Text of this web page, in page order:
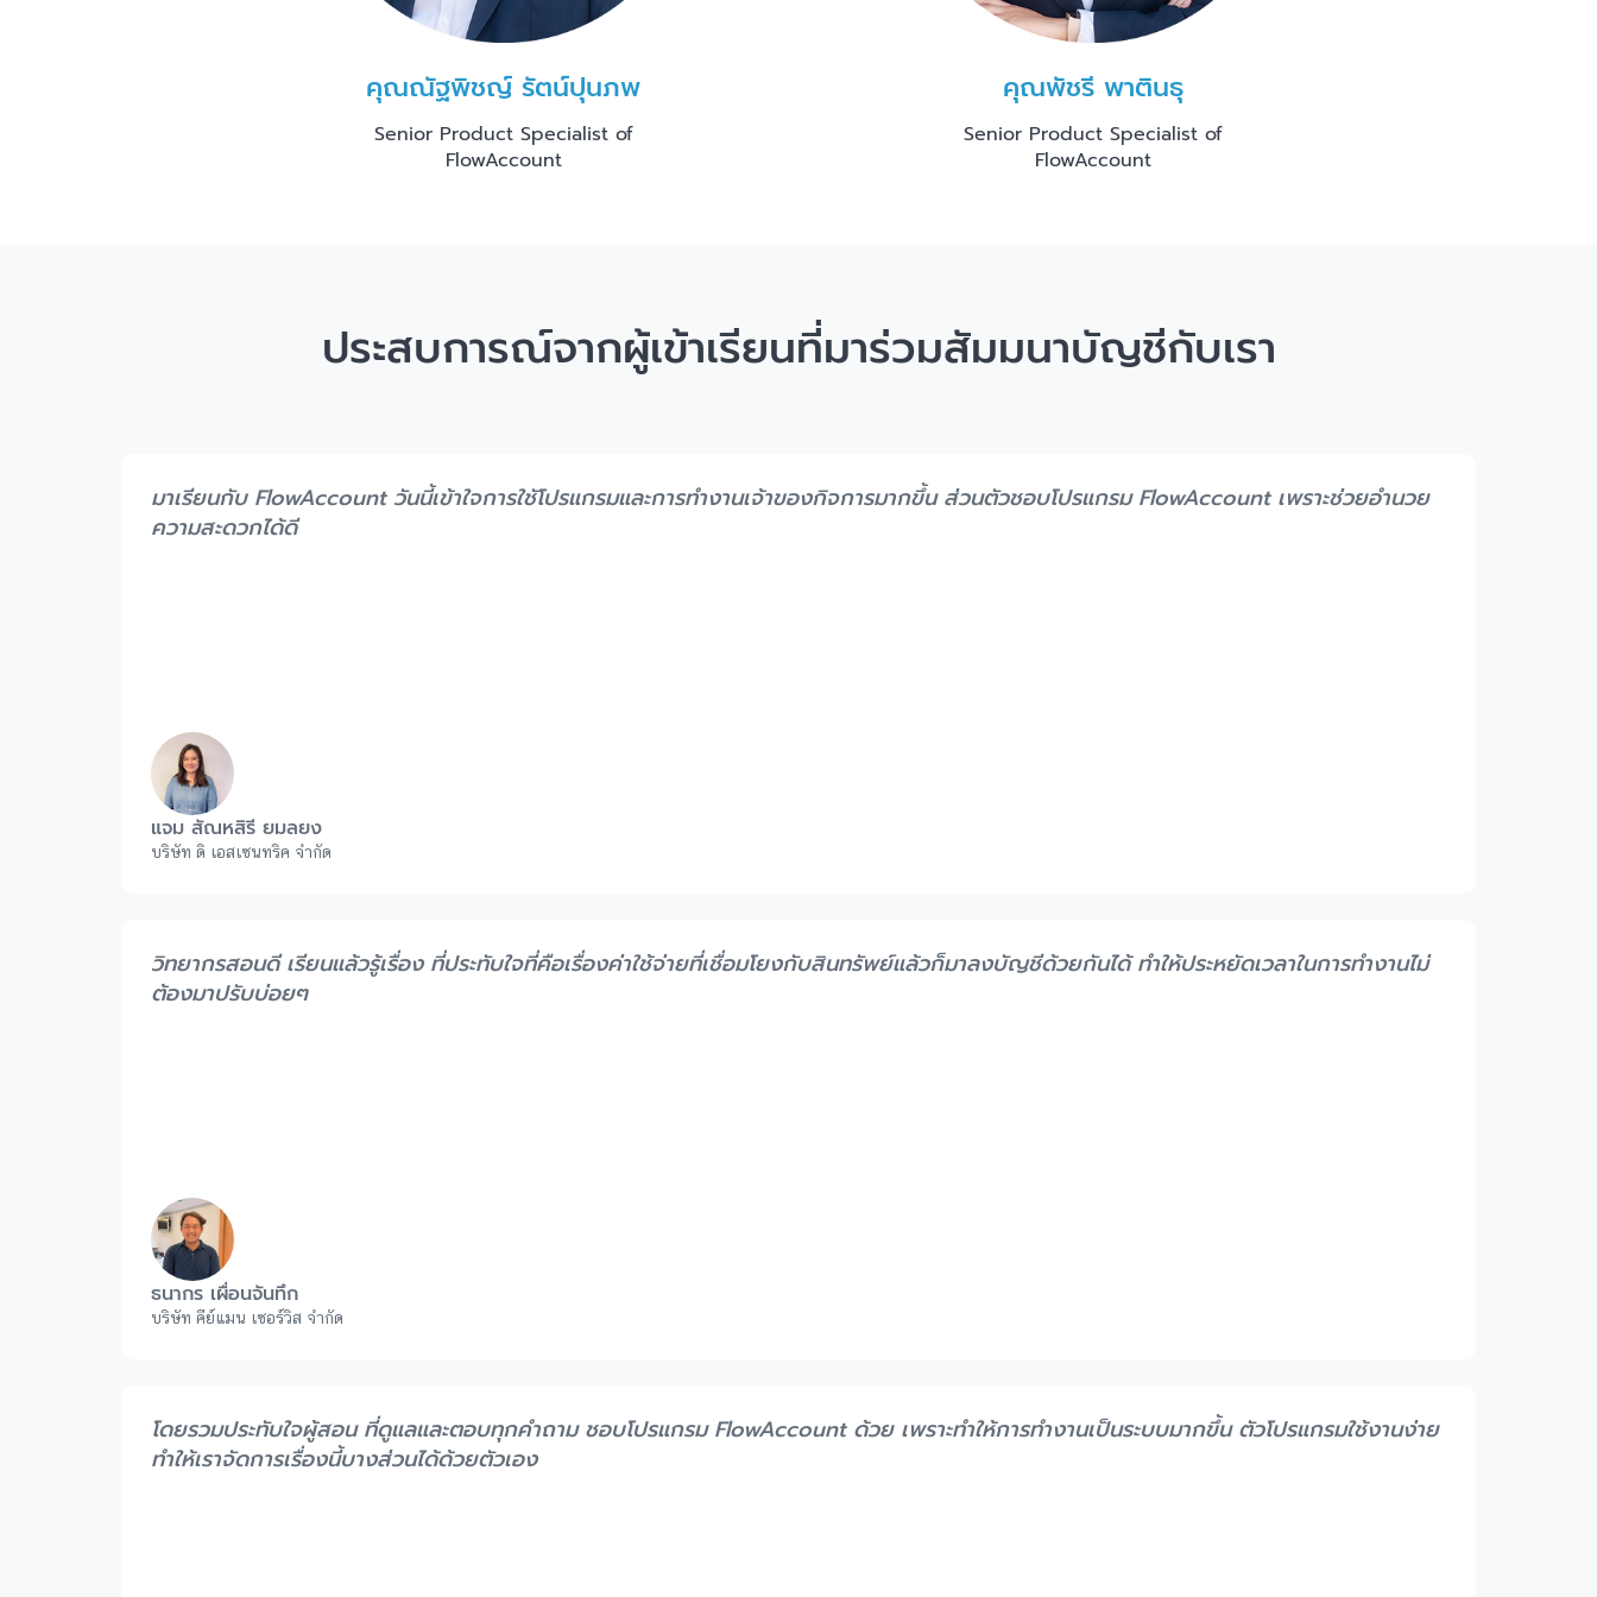
คุณณัฐพิชญ์ รัตน์ปุนภพ
Senior Product Specialist of
FlowAccount
คุณพัชรี พาตินธุ
Senior Product Specialist of
FlowAccount
ประสบการณ์จากผู้เข้าเรียนที่มาร่วมสัมมนาบัญชีกับเรา
มาเรียนกับ FlowAccount วันนี้เข้าใจการใชัโปรแกรมและการทำงานเจ้าของกิจการมากขึ้น ส่วนตัวชอบโปรแกรม FlowAccount เพราะช่วยอำนวย
ความสะดวกได้ดี
แจม สัณหสิรี ยมลยง
บริษัท ดิ เอสเซนทริค จำกัด
วิทยากรสอนดี เรียนแล้วรู้เรื่อง ที่ประทับใจที่คือเรื่องค่าใช้จ่ายที่เชื่อมโยงกับสินทรัพย์แล้วก็มาลงบัญชีด้วยกันได้ ทำให้ประหยัดเวลาในการทำงานไม่
ต้องมาปรับบ่อยๆ
ธนากร เผื่อนจันทึก
บริษัท คีย์แมน เซอร์วิส จำกัด
โดยรวมประทับใจผู้สอน ที่ดูแลและตอบทุกคำถาม ชอบโปรแกรม FlowAccount ด้วย เพราะทำให้การทำงานเป็นระบบมากขึ้น ตัวโปรแกรมใช้งานง่าย
ทำให้เราจัดการเรื่องนี้บางส่วนได้ด้วยตัวเอง